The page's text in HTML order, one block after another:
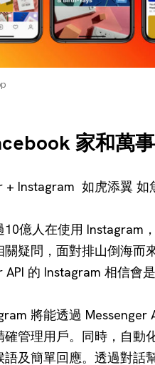
家和萬
+ Instagram 如虎添翼 如
10億人在使用 Instagram
關疑問，面對排山倒海而
API 的 Instagram 相信會
將能透過 Messenger
確管理用戶。同時，自動
及簡單回應。透過對話